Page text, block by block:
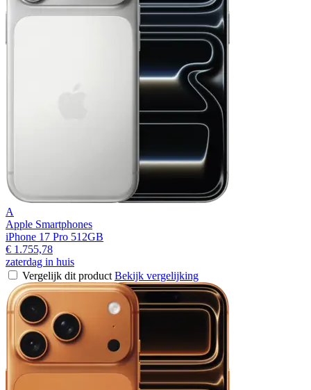
A
Apple Smartphones
iPhone 17 Pro 512GB
€ 1.755,78
zaterdag in huis
Vergelijk dit product Bekijk vergelijking